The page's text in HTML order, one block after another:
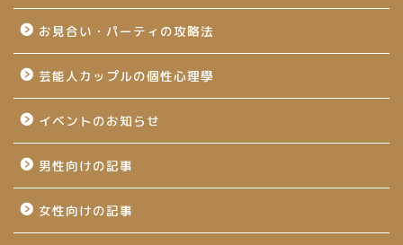
お見合い・パーティの攻略法
芸能人カップルの個性心理學
イベントのお知らせ
男性向けの記事
女性向けの記事